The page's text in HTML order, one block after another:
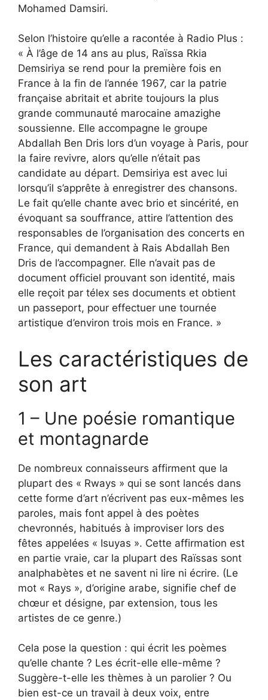
Mohamed Damsiri.
Selon l’histoire qu’elle a racontée à Radio Plus :
« À l’âge de 14 ans au plus, Raïssa Rkia
Demsiriya se rend pour la première fois en
France à la fin de l’année 1967, car la patrie
française abritait et abrite toujours la plus
grande communauté marocaine amazighe
soussienne. Elle accompagne le groupe
Abdallah Ben Dris lors d’un voyage à Paris, pour
la faire revivre, alors qu’elle n’était pas
candidate au départ. Demsiriya est avec lui
lorsqu’il s’apprête à enregistrer des chansons.
Le fait qu’elle chante avec brio et sincérité, en
évoquant sa souffrance, attire l’attention des
responsables de l’organisation des concerts en
France, qui demandent à Rais Abdallah Ben
Dris de l’accompagner. Elle n’avait pas de
document officiel prouvant son identité, mais
elle reçoit par télex ses documents et obtient
un passeport, pour effectuer une tournée
artistique d’environ trois mois en France. »
Les caractéristiques de
son art
1 – Une poésie romantique
et montagnarde
De nombreux connaisseurs affirment que la
plupart des « Rways » qui se sont lancés dans
cette forme d’art n’écrivent pas eux-mêmes les
paroles, mais font appel à des poètes
chevronnés, habitués à improviser lors des
fêtes appelées « Isuyas ». Cette affirmation est
en partie vraie, car la plupart des Raïssas sont
analphabètes et ne savent ni lire ni écrire. (Le
mot « Rays », d’origine arabe, signifie chef de
chœur et désigne, par extension, tous les
artistes de ce genre.)
Cela pose la question : qui écrit les poèmes
qu’elle chante ? Les écrit-elle elle-même ?
Suggère-t-elle les thèmes à un parolier ? Ou
bien est-ce un travail à deux voix, entre